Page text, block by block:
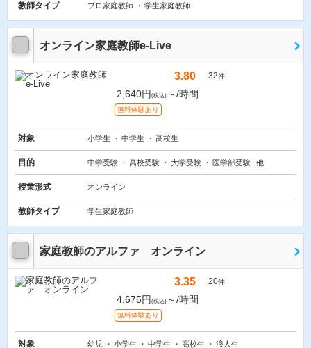
教師タイプ プロ家庭教師 学生家庭教師
オンライン家庭教師e-Live
3.80 32件
2,640円 (税込) ～/時間
無料体験あり
対象 小学生 中学生 高校生
目的 中学受験 高校受験 大学受験 医学部受験 他
授業形式 オンライン
教師タイプ 学生家庭教師
家庭教師のアルファ オンライン
3.35 20件
4,675円 (税込) ～/時間
無料体験あり
対象 幼児 小学生 中学生 高校生 浪人生